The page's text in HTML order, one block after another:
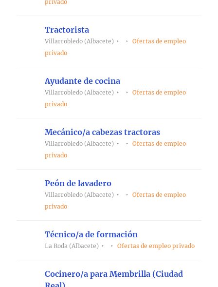
privado
Tractorista
Villarrobledo (Albacete)
Ofertas de empleo
privado
Ayudante de cocina
Villarrobledo (Albacete)
Ofertas de empleo
privado
Mecánico/a cabezas tractoras
Villarrobledo (Albacete)
Ofertas de empleo
privado
Peón de lavadero
Villarrobledo (Albacete)
Ofertas de empleo
privado
Técnico/a de formación
La Roda (Albacete) Ofertas de empleo privado
Cocinero/a para Membrilla (Ciudad